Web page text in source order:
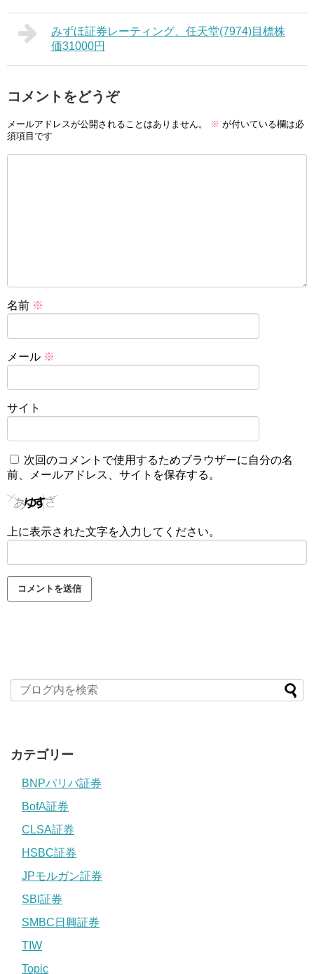
みずほ証券レーティング、任天堂(7974)目標株
価31000円
コメントをどうぞ
メールアドレスが公開されることはありません。 ※ が付いている欄は必
須項目です
名前 ※
メール ※
サイト
次回のコメントで使用するためブラウザーに自分の名
前、メールアドレス、サイトを保存する。
上に表示された文字を入力してください。
カテゴリー
BNPパリバ証券
BofA証券
CLSA証券
HSBC証券
JPモルガン証券
SBI証券
SMBC日興証券
TIW
Topic